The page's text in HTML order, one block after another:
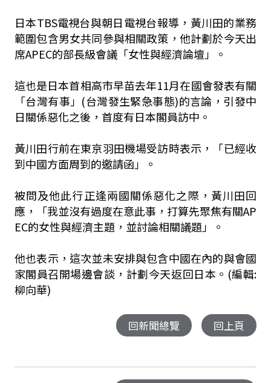
日本TBS電視台與朝日電視台報導，黃川田的業務
範圍包含男女共同參與相關政策，他計劃於今天出
席APEC的部長級會議「女性與經濟論壇」。
這也是日本首相高市早苗去年11月在國會發表有關
「台灣有事」(台灣發生緊急事態)的言論，引發中
日關係惡化之後，首度有日本閣員訪中。
黃川田行前在東京羽田機場受訪時表示，「已經收
到中國方面周到的邀請函」。
被問及他此行正逢兩國關係惡化之際，黃川田回
應，「我並沒有過度在意此事，打算先聚焦有關AP
EC的女性與經濟主題，並討論相關議題」。
他也表示，這次並未安排與包含中國在內的與會國
家閣員召開場邊會談，計劃今天返回日本。(編輯:
柳向華)
回新聞總覽 回上頁